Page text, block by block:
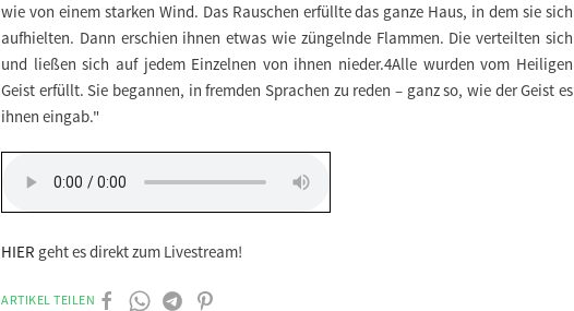
wie von einem starken Wind. Das Rauschen erfüllte das ganze Haus, in dem sie sich
aufhielten. Dann erschien ihnen etwas wie züngelnde Flammen. Die verteilten sich
und ließen sich auf jedem Einzelnen von ihnen nieder.4Alle wurden vom Heiligen
Geist erfüllt. Sie begannen, in fremden Sprachen zu reden – ganz so, wie der Geist es
ihnen eingab."
HIER geht es direkt zum Livestream!
ARTIKEL TEILEN